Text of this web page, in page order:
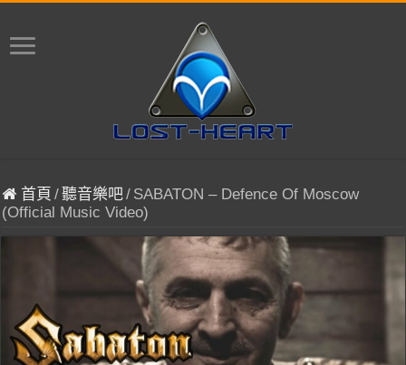
首頁 /聽音樂吧/ SABATON – Defence Of Moscow
(Official Music Video)